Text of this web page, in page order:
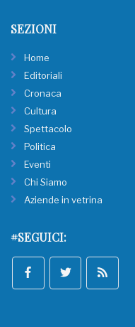
SEZIONI
Home
Editoriali
Cronaca
Cultura
Spettacolo
Politica
Eventi
Chi Siamo
Aziende in vetrina
#SEGUICI: